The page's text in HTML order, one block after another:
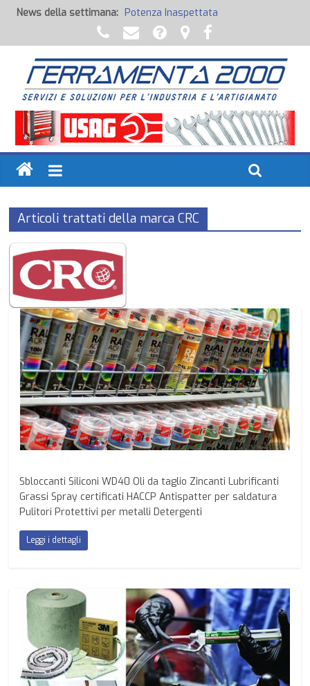
News della settimana: Potenza Inaspettata
Raccorderia pneumatica
Attrezzature professionali a batteria
Ancoraggi chimici
Fondi, Smalti, Stucchi e Idropitture
Articoli trattati della marca CRC
Sbloccanti Siliconi WD40 Oli da taglio Zincanti Lubrificanti
Grassi Spray certificati HACCP Antispatter per saldatura
Pulitori Protettivi per metalli Detergenti
Leggi i dettagli